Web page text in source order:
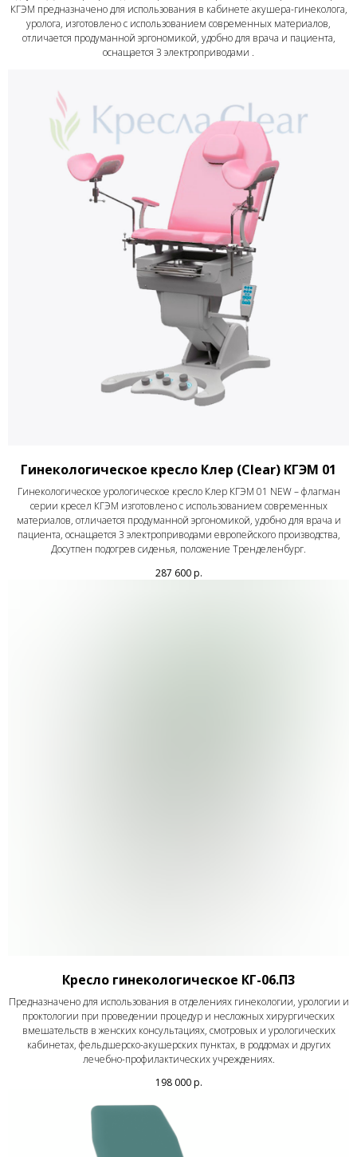
КГЭМ предназначено для использования в кабинете акушера-гинеколога,
уролога, изготовлено с использованием современных материалов,
отличается продуманной эргономикой, удобно для врача и пациента,
оснащается 3 электроприводами .
Гинекологическое кресло Клер (Clear) КГЭМ 01
Гинекологическое урологическое кресло Клер КГЭМ 01 NEW – флагман
серии кресел КГЭМ изготовлено с использованием современных
материалов, отличается продуманной эргономикой, удобно для врача и
пациента, оснащается 3 электроприводами европейского производства,
Досутпен подогрев сиденья, положение Тренделенбург.
287 600 р.
Кресло гинекологическое КГ-06.П3
Предназначено для использования в отделениях гинекологии, урологии и
проктологии при проведении процедур и несложных хирургических
вмешательств в женских консультациях, смотровых и урологических
кабинетах, фельдшерско-акушерских пунктах, в роддомах и других
лечебно-профилактических учреждениях.
198 000 р.